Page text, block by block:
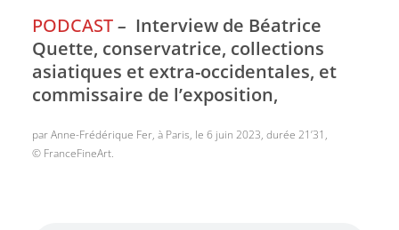
PODCAST– Interview de Béatrice
Quette, conservatrice, collections
asiatiques et extra-occidentales, et
commissaire de l’exposition,
par Anne-Frédérique Fer, à Paris, le 6 juin 2023, durée 21’31,
© FranceFineArt.